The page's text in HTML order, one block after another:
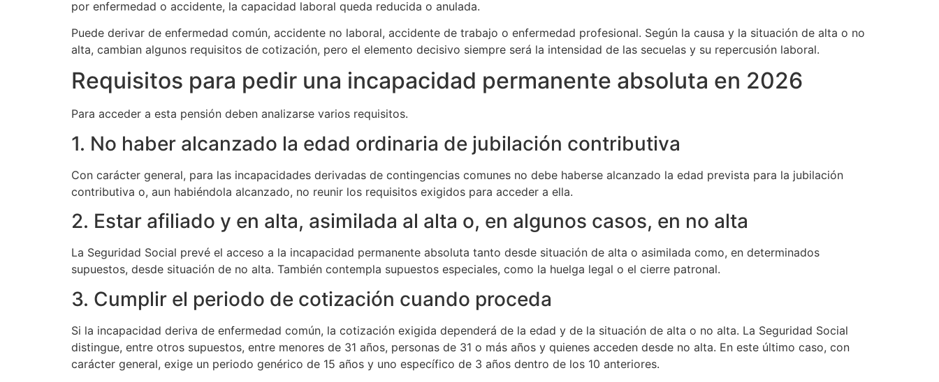
por enfermedad o accidente, la capacidad laboral queda reducida o anulada.
Puede derivar de enfermedad común, accidente no laboral, accidente de trabajo o enfermedad profesional. Según la causa y la situación de alta o no
alta, cambian algunos requisitos de cotización, pero el elemento decisivo siempre será la intensidad de las secuelas y su repercusión laboral.
Requisitos para pedir una incapacidad permanente absoluta en 2026
Para acceder a esta pensión deben analizarse varios requisitos.
1. No haber alcanzado la edad ordinaria de jubilación contributiva
Con carácter general, para las incapacidades derivadas de contingencias comunes no debe haberse alcanzado la edad prevista para la jubilación
contributiva o, aun habiéndola alcanzado, no reunir los requisitos exigidos para acceder a ella.
2. Estar afiliado y en alta, asimilada al alta o, en algunos casos, en no alta
La Seguridad Social prevé el acceso a la incapacidad permanente absoluta tanto desde situación de alta o asimilada como, en determinados
supuestos, desde situación de no alta. También contempla supuestos especiales, como la huelga legal o el cierre patronal.
3. Cumplir el periodo de cotización cuando proceda
Si la incapacidad deriva de enfermedad común, la cotización exigida dependerá de la edad y de la situación de alta o no alta. La Seguridad Social
distingue, entre otros supuestos, entre menores de 31 años, personas de 31 o más años y quienes acceden desde no alta. En este último caso, con
carácter general, exige un periodo genérico de 15 años y uno específico de 3 años dentro de los 10 anteriores.